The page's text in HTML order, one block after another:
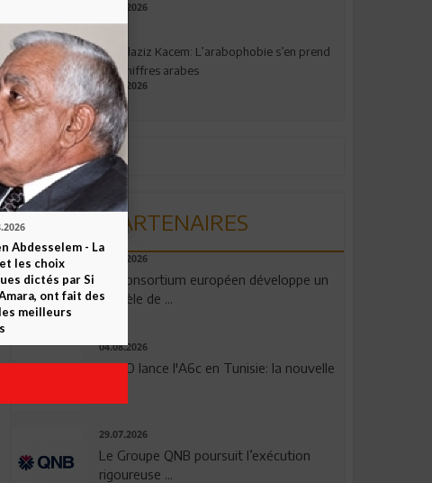
04.08.2026
Abdelaziz Kacem: L’arabophobie s’en prend
aux chiffres arabes
09.07.2026
PARTENAIRES
06.08.2026
Un consortium européen développe un
modèle de ...
04.08.2026
OPPO lance l'A6c en Tunisie: la nouvelle
29.07.2026
Le Groupe QNB poursuit l’exécution
rigoureuse ...
Abdesselem - La
les choix
dictés par Si
ont fait des
meilleurs